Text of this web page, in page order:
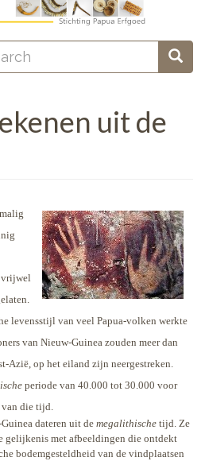
Dropdown
uit de
vrijwel
levensstijl van veel Papua-volken werkte
van Nieuw-Guinea zouden meer dan
Azië, op het eiland zijn neergestreken.
periode van 40.000 tot 30.000 voor
die tijd.
dateren uit de megalithische tijd. Ze
gelijkenis met afbeeldingen die ontdekt
bodemgesteldheid van de vindplaatsen